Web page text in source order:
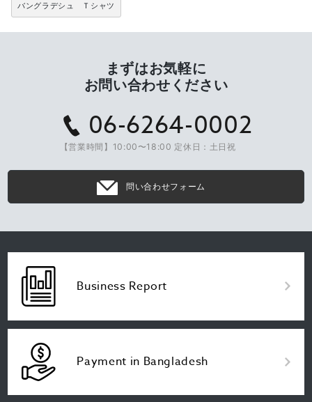
バングラデシュ Ｔシャツ
まずはお気軽に
お問い合わせください
06-6264-0002
【営業時間】10:00〜18:00 定休日：土日祝
問い合わせフォーム
Business Report
Payment in Bangladesh